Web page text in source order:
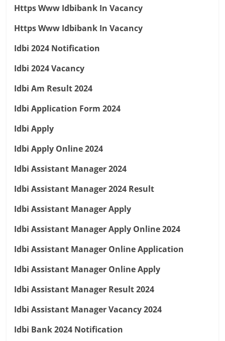
Https Www Idbibank In Vacancy
Https Www Idbibank In Vacancy
Idbi 2024 Notification
Idbi 2024 Vacancy
Idbi Am Result 2024
Idbi Application Form 2024
Idbi Apply
Idbi Apply Online 2024
Idbi Assistant Manager 2024
Idbi Assistant Manager 2024 Result
Idbi Assistant Manager Apply
Idbi Assistant Manager Apply Online 2024
Idbi Assistant Manager Online Application
Idbi Assistant Manager Online Apply
Idbi Assistant Manager Result 2024
Idbi Assistant Manager Vacancy 2024
Idbi Bank 2024 Notification